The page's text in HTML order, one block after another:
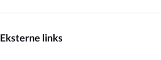
Eksterne links